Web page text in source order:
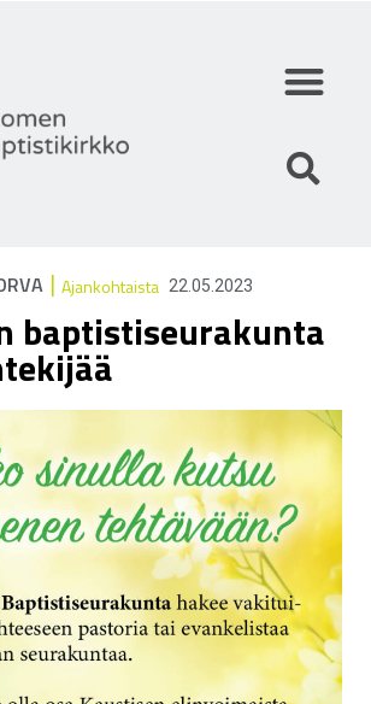
| Ajankohtaista 22.05.2023
baptistiseurakunta